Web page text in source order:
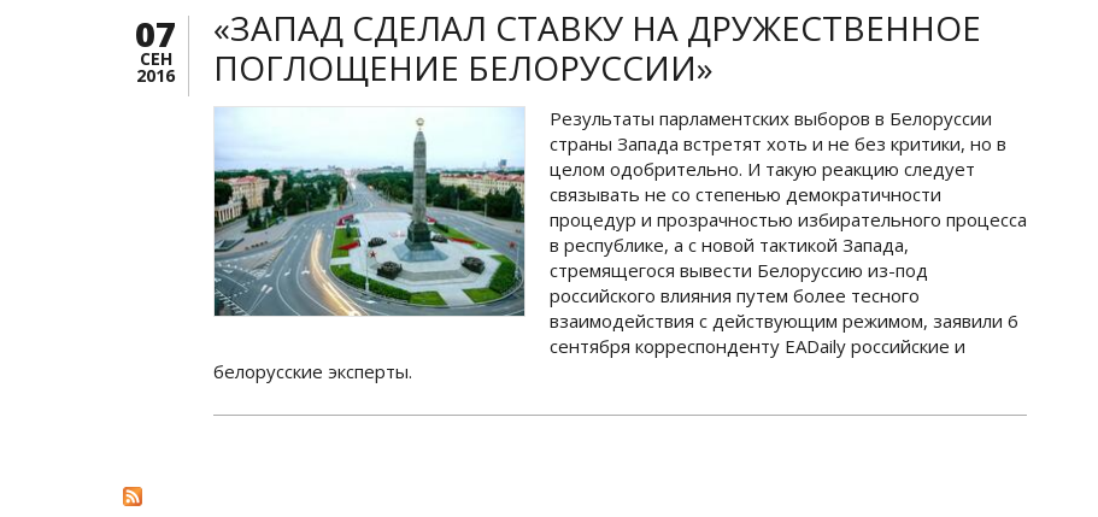
07
СЕН
2016
«ЗАПАД СДЕЛАЛ СТАВКУ НА ДРУЖЕСТВЕННОЕ
ПОГЛОЩЕНИЕ БЕЛОРУССИИ»
Результаты парламентских выборов в Белоруссии
страны Запада встретят хоть и не без критики, но в
целом одобрительно. И такую реакцию следует
связывать не со степенью демократичности
процедур и прозрачностью избирательного процесса
в республике, а с новой тактикой Запада,
стремящегося вывести Белоруссию из-под
российского влияния путем более тесного
взаимодействия с действующим режимом, заявили 6
сентября корреспонденту EADaily российские и
белорусские эксперты.